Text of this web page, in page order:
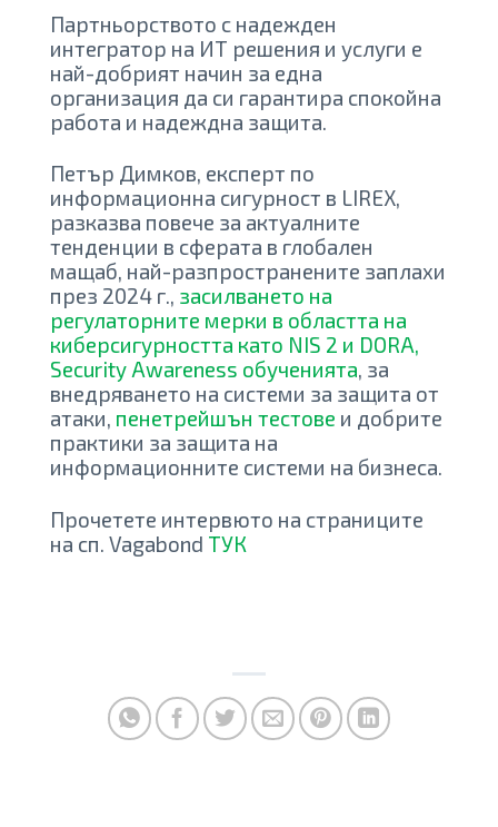
Партньорството с надежден
интегратор на ИТ решения и услуги е
най-добрият начин за една
организация да си гарантира спокойна
работа и надеждна защита.
Петър Димков, експерт по
информационна сигурност в LIREX,
разказва повече за актуалните
тенденции в сферата в глобален
мащаб, най-разпространените заплахи
през 2024 г., засилването на
регулаторните мерки в областта на
киберсигурността като NIS 2 и DORA,
Security Awareness обученията, за
внедряването на системи за защита от
атаки, пенетрейшън тестове и добрите
практики за защита на
информационните системи на бизнеса.
Прочетете интервюто на страниците
на сп. Vagabond ТУК